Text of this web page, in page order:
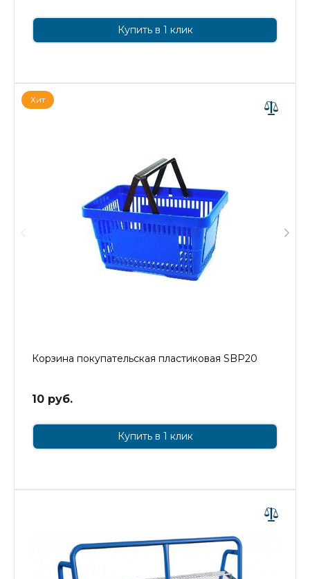
Купить в 1 клик
Хит
Корзина покупательская пластиковая SBP20
10 руб.
Купить в 1 клик